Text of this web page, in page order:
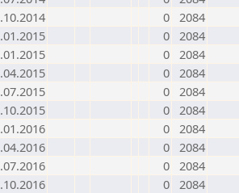
0 2084
0 2084
0 2084
0 2084
0 2084
0 2084
0 2084
0 2084
0 2084
0 2084